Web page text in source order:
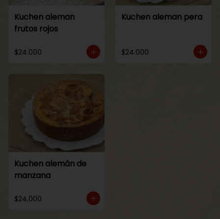
Kuchen aleman
frutos rojos
$24.000
Kuchen aleman pera
$24.000
Kuchen alemán de
manzana
$24.000